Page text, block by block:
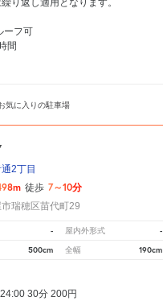
り返し適用となります。
ーフ可
間
気に入りの駐車場
2丁目
徒歩 7～10分
瑞穂区苗代町29
- 屋内外形式 -
500cm 全幅 190cm
30分 200円